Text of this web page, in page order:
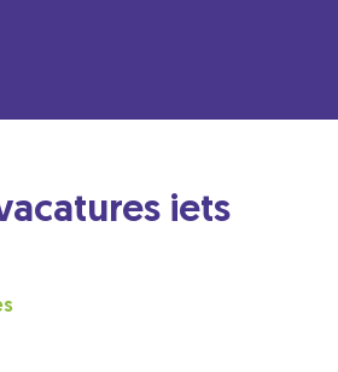
iets